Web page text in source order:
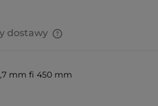
dostawy
mm fi 450 mm